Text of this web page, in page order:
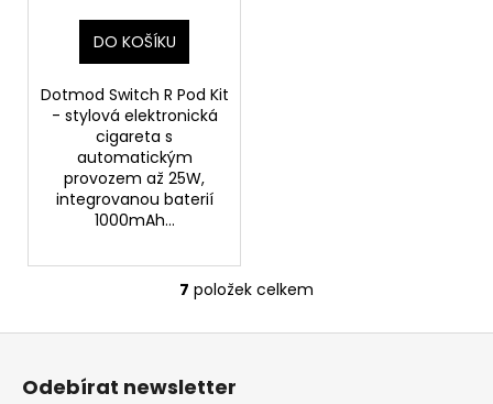
DO KOŠÍKU
Dotmod Switch R Pod Kit
- stylová elektronická
cigareta s
automatickým
provozem až 25W,
integrovanou baterií
1000mAh...
O
v
7 položek celkem
Z
Odebírat newsletter